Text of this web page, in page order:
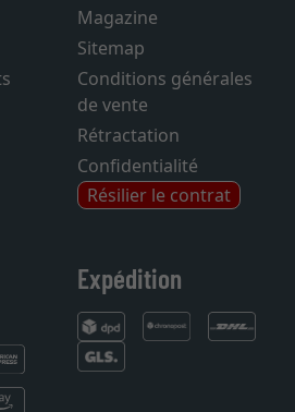
Magazine
Sitemap
Conditions générales
de vente
Rétractation
Confidentialité
Résilier le contrat
Expédition